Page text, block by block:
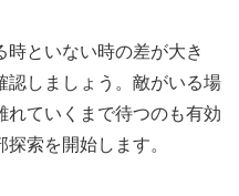
時といない時の差が大き
認しましょう。敵がいる場
れていくまで待つのも有効
索を開始します。